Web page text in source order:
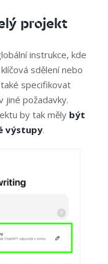
projekt
instrukce, kde
sdělení nebo
specifikovat
jiné požadavky.
by tak měly být
výstupy.